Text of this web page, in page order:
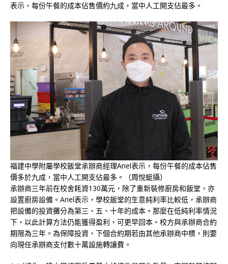
表示，每份午餐的成本佔售價約九成，當中人工開支佔最多。
福建中學附屬學校飯堂承辦商經理Ariel表示，每份午餐的成本佔售
價多於九成，當中人工開支佔最多。（周悅蜓攝）
承辦商三年前在校舍耗資130萬元，除了重新裝修廚房和飯堂，亦
設置廚房設備。Ariel表示，學校飯堂的生意純利率比較低，承辦商
把設備的投資攤分為第三、五、十年的成本。那麼在低純利率情況
下，以此計算方法仍能獲得盈利，可更早回本。校方與承辦商合約
期限為三年。為保障投資，下個合約期若由其他承辦商中標，則要
向現任承辦商支付數十萬設施轉讓費。